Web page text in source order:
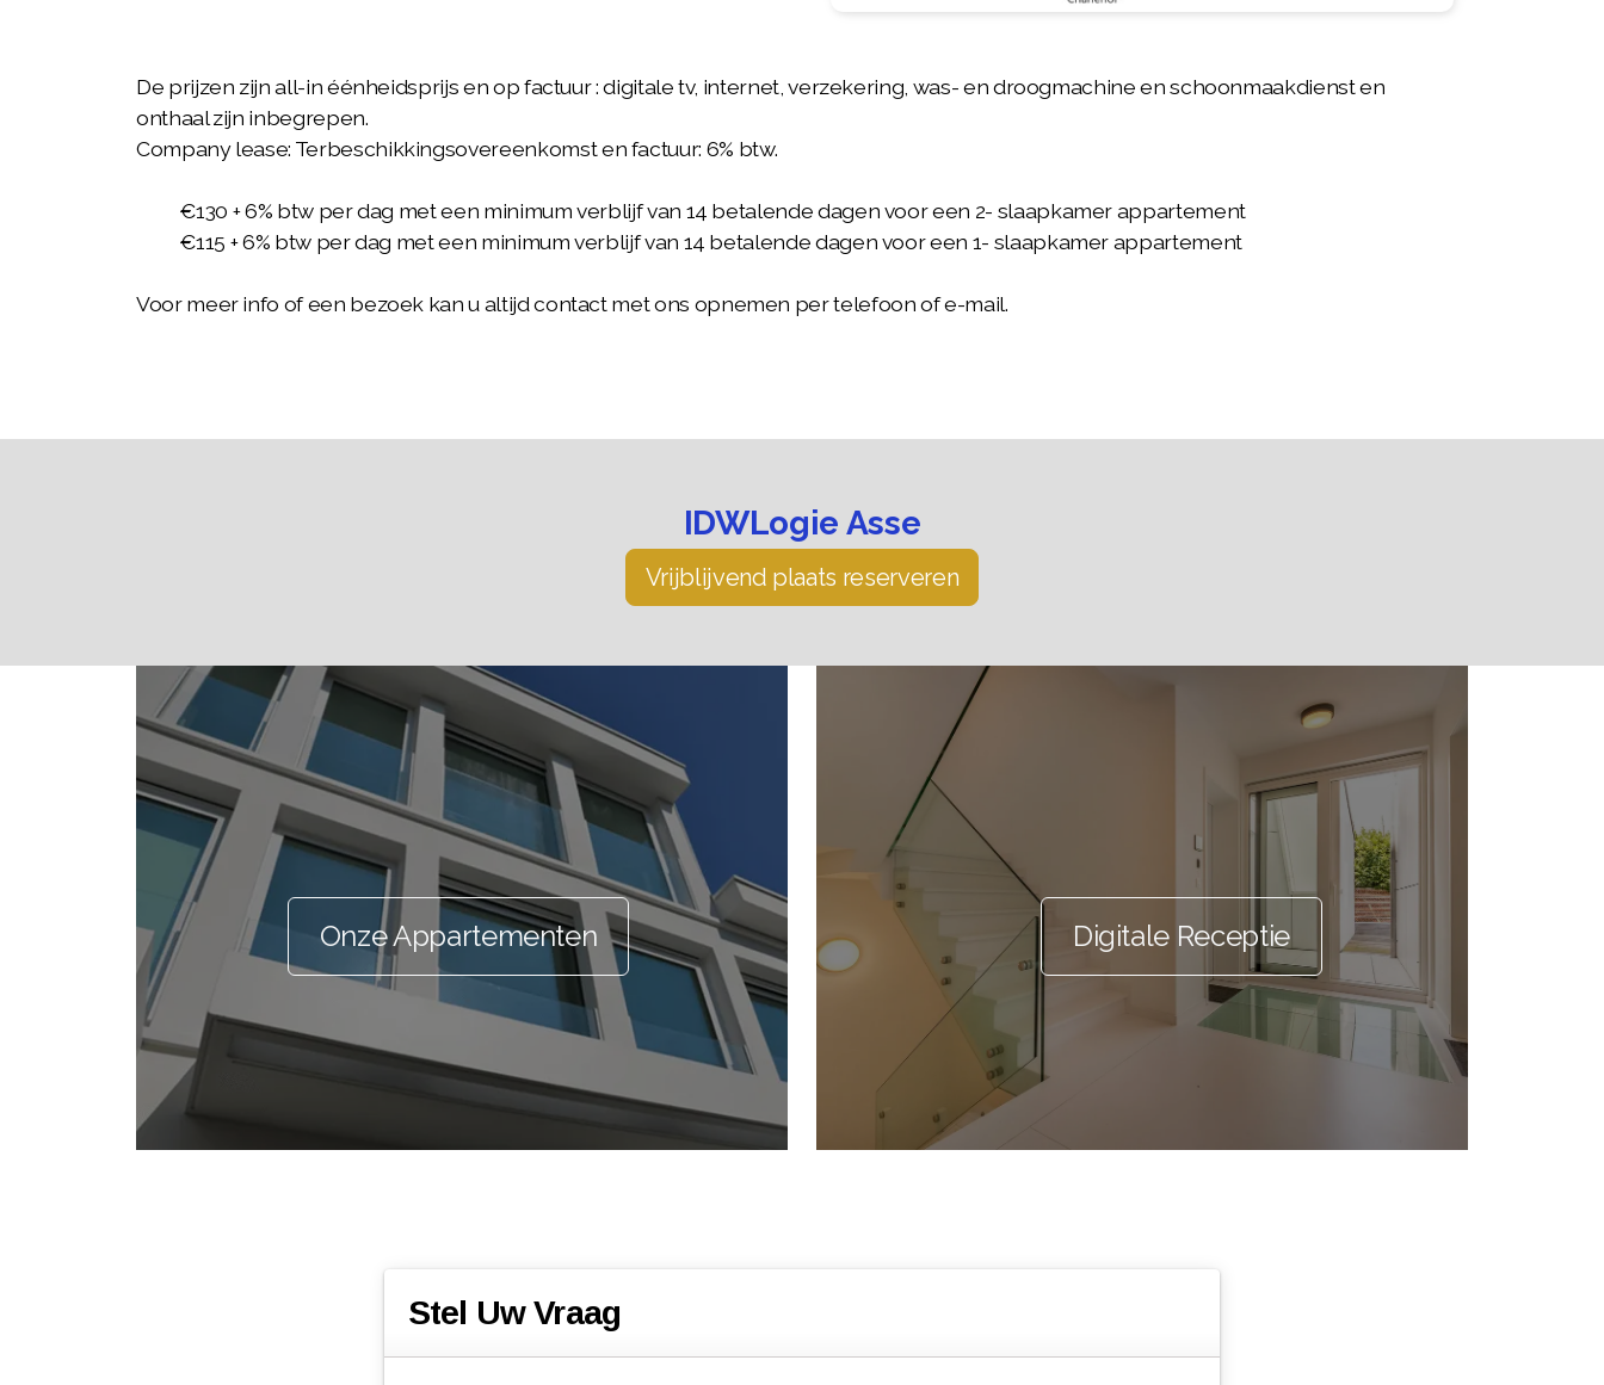
De prijzen zijn all-in éénheidsprijs en op factuur : digitale tv, internet, verzekering, was- en droogmachine en schoonmaakdienst en
onthaal zijn inbegrepen.
Company lease: Terbeschikkingsovereenkomst en factuur: 6% btw.
€130 + 6% btw per dag met een minimum verblijf van 14 betalende dagen voor een 2- slaapkamer appartement
€115 + 6% btw per dag met een minimum verblijf van 14 betalende dagen voor een 1- slaapkamer appartement
Voor meer info of een bezoek kan u altijd contact met ons opnemen per telefoon of e-mail.
IDWLogie Asse
Vrijblijvend plaats reserveren
Onze Appartementen Digitale Receptie
Stel Uw Vraag